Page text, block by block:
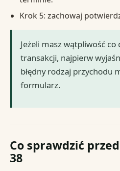
Krok 5: zachowaj
Jeżeli masz wątpliwość
transakcji, najpierw
błędny rodzaj przychodu
formularz.
Co sprawdzić
38